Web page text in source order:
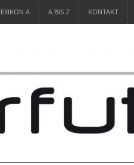
A A BIS Z KONTAKT